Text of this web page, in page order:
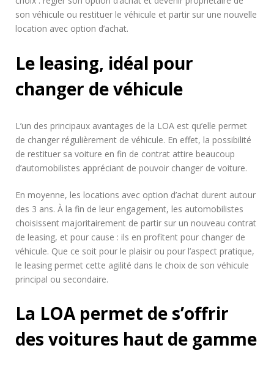
son véhicule ou restituer le véhicule et partir sur une nouvelle
location avec option d’achat.
Le leasing, idéal pour
changer de véhicule
L’un des principaux avantages de la LOA est qu’elle permet
de changer régulièrement de véhicule. En effet, la possibilité
de restituer sa voiture en fin de contrat attire beaucoup
d’automobilistes appréciant de pouvoir changer de voiture.
En moyenne, les locations avec option d’achat durent autour
des 3 ans. À la fin de leur engagement, les automobilistes
choisissent majoritairement de partir sur un nouveau contrat
de leasing, et pour cause : ils en profitent pour changer de
véhicule. Que ce soit pour le plaisir ou pour l’aspect pratique,
le leasing permet cette agilité dans le choix de son véhicule
principal ou secondaire.
La LOA permet de s’offrir
des voitures haut de gamme